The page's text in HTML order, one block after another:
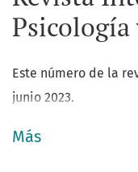
Este número de la
junio 2023.
Más